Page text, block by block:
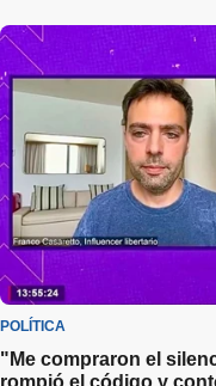
POLÍTICA
"Me compraron el